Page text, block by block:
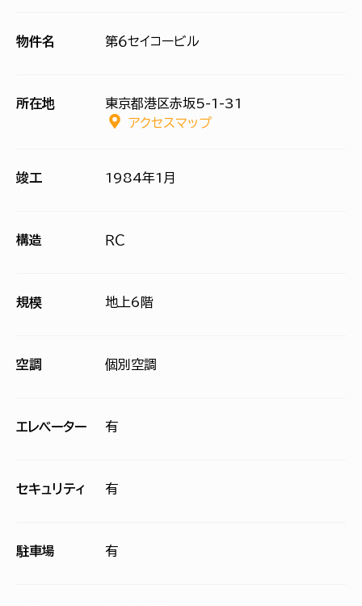
物件名 第６セイコービル
所在地
東京都港区赤坂5-1-31
アクセスマップ
竣工 1984年1月
構造 ＲＣ
規模 地上6階
空調 個別空調
エレベーター 有
セキュリティ 有
駐車場 有